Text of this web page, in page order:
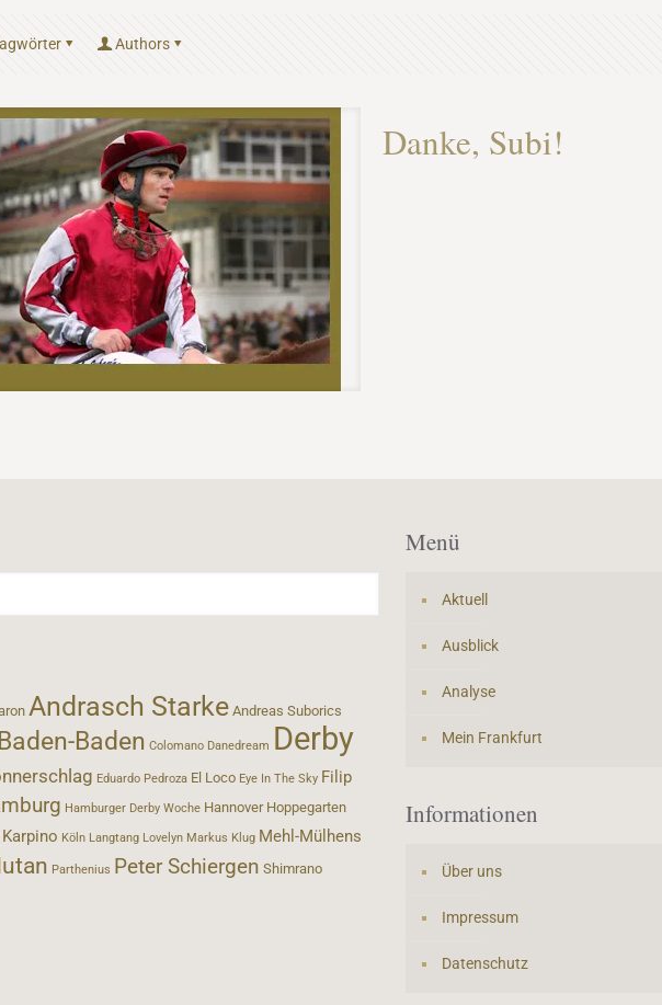
Authors
Danke, Subi!
Andrasch Starke Andreas Suborics
Baden-Baden Colomano Danedream Derby
Eduardo Pedroza El Loco Eye In The Sky Filip
Hamburger Derby Woche Hannover Hoppegarten
Karpino Köln Langtang Lovelyn Markus Klug Mehl-Mülhens
Parthenius Peter Schiergen Shimrano
Menü
Aktuell
Ausblick
Analyse
Mein Frankfurt
Informationen
Über uns
Impressum
Datenschutz